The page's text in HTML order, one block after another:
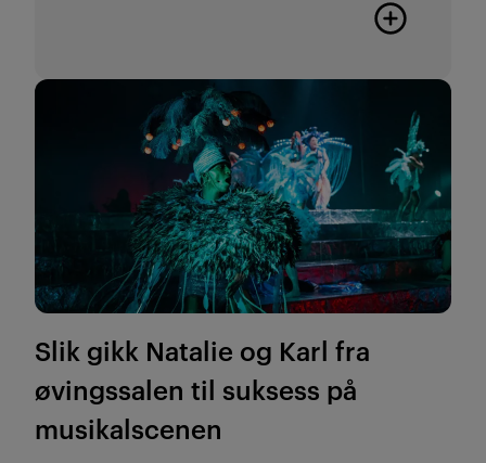
Flere
Slik gikk Natalie og Karl fra
øvingssalen til suksess på
musikalscenen